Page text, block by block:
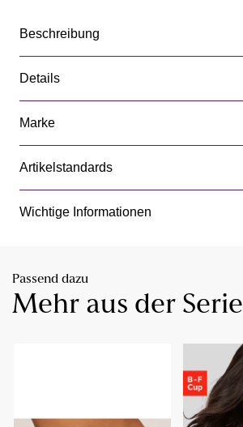
Beschreibung
Details
Marke
Artikelstandards
Wichtige Informationen
Passend dazu
Mehr aus der Serie